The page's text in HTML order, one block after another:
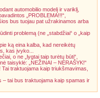
automobilio modelį ir variklį,
„PROBLEMA!!!“,
bus tuojau pat užrakinamos arba
problemą (ne „stabdžiai“ o „kaip
ką eina kalba, kad nereikėtų
kas įvyko...
o ne „lygtai taip turėtų būti“,
taisyklė: „NEŽINAI – NERAŠYK!“
traktuojama kaip triukšmavimas,
– tai bus traktuojama kaip spamas ir